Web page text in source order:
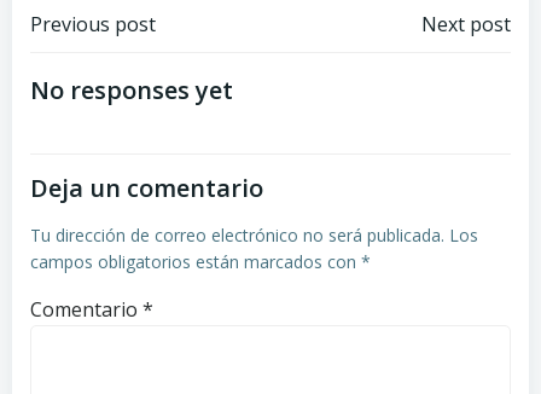
Navegación
de
Previous post
Navegación
Next post
No responses yet
Deja un comentario
Tu dirección de correo electrónico no será publicada. Los
campos obligatorios están marcados con *
Comentario *